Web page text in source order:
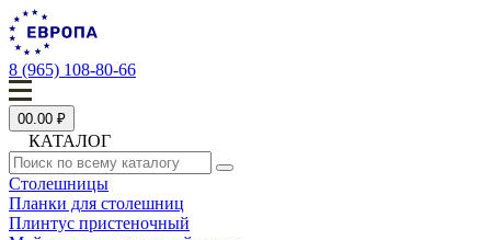
8 (965) 108-80-66
00.00 ₽
КАТАЛОГ
Столешницы
Планки для столешниц
Плинтус пристеночный